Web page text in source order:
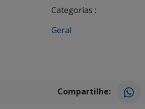
Categorias :
Geral
Compartilhe: